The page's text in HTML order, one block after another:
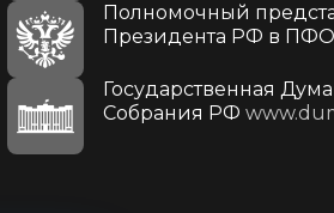
Полномочный
Президента РФ в ПФО
Государственная
Собрания РФ